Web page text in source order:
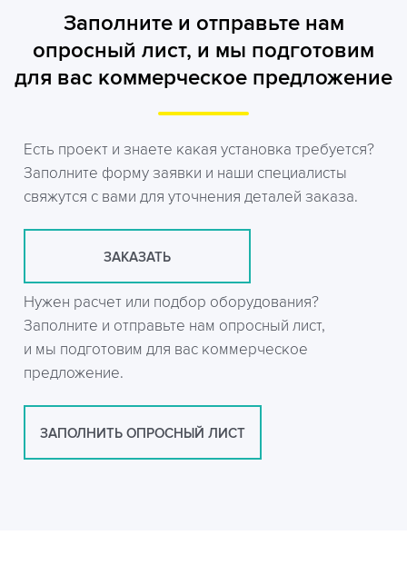
Заполните и отправьте нам
опросный лист, и мы подготовим
для вас коммерческое предложение
Есть проект и знаете какая установка требуется?
Заполните форму заявки и наши специалисты
свяжутся с вами для уточнения деталей заказа.
ЗАКАЗАТЬ
Нужен расчет или подбор оборудования?
Заполните и отправьте нам опросный лист,
и мы подготовим для вас коммерческое
предложение.
ЗАПОЛНИТЬ ОПРОСНЫЙ ЛИСТ